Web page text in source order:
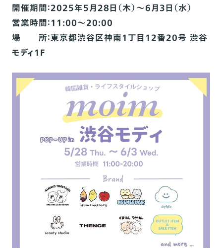
開催期間：2025年5月28日（木）～6月3日（水）
営業時間：11:00～20:00
場 所：東京都渋谷区神南1丁目12番20号 渋谷
モディ1F